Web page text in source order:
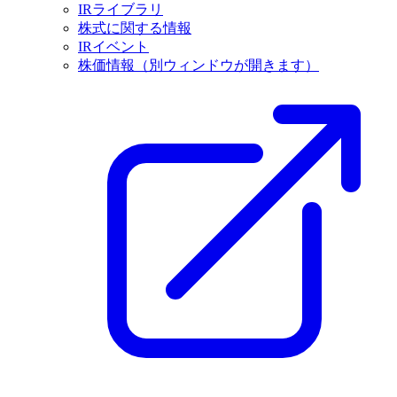
IRライブラリ
株式に関する情報
IRイベント
株価情報
（別ウィンドウが開きます）